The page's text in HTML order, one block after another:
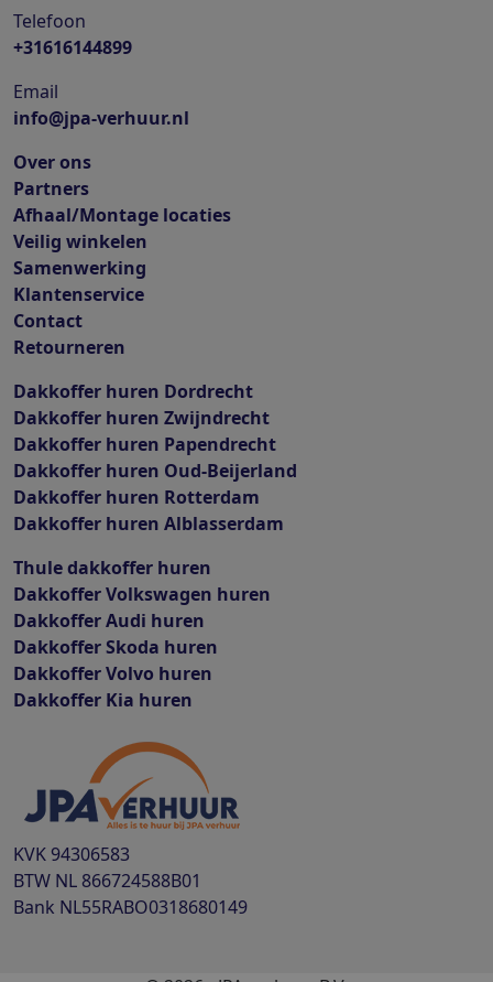
Telefoon
+31616144899
Email
info@jpa-verhuur.nl
Over ons
Partners
Afhaal/Montage locaties
Veilig winkelen
Samenwerking
Klantenservice
Contact
Retourneren
Dakkoffer huren Dordrecht
Dakkoffer huren Zwijndrecht
Dakkoffer huren Papendrecht
Dakkoffer huren Oud-Beijerland
Dakkoffer huren Rotterdam
Dakkoffer huren Alblasserdam
Thule dakkoffer huren
Dakkoffer Volkswagen huren
Dakkoffer Audi huren
Dakkoffer Skoda huren
Dakkoffer Volvo huren
Dakkoffer Kia huren
KVK 94306583
BTW NL 866724588B01
Bank NL55RABO0318680149